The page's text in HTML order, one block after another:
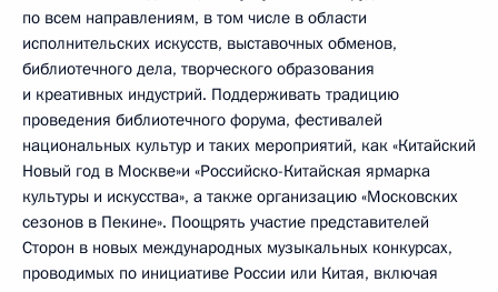
по всем направлениям, в том числе в области
исполнительских искусств, выставочных обменов,
библиотечного дела, творческого образования
и креативных индустрий. Поддерживать традицию
проведения библиотечного форума, фестивалей
национальных культур и таких мероприятий, как «Китайский
Новый год в Москве»и «Российско-Китайская ярмарка
культуры и искусства», а также организацию «Московских
сезонов в Пекине». Поощрять участие представителей
Сторон в новых международных музыкальных конкурсах,
проводимых по инициативе России или Китая, включая